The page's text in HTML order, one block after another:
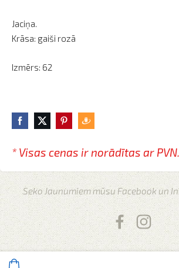
* Visas cenas ir norādītas ar PVN.
Jaciņa.
Krāsa: gaiši rozā
Izmērs: 62
Seko Jaunumiem mūsu Facebook un